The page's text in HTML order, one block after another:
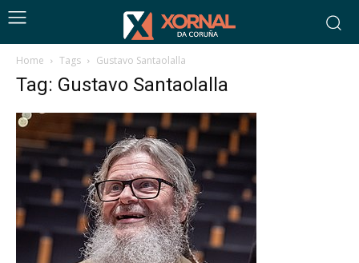
Home Tags Gustavo Santaolalla
Tag: Gustavo Santaolalla